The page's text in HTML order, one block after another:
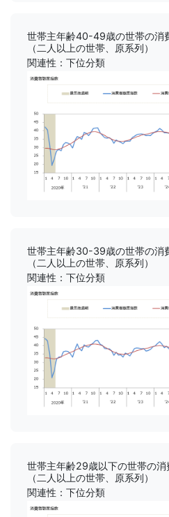
世帯主年齢40-49歳の世帯の消
（二人以上の世帯、原系列）
関連性：下位分類
世帯主年齢30-39歳の世帯の消
（二人以上の世帯、原系列）
関連性：下位分類
世帯主年齢29歳以下の世帯の消
（二人以上の世帯、原系列）
関連性：下位分類